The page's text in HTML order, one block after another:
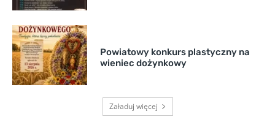
Powiatowy konkurs plastyczny na
wieniec dożynkowy
Załaduj więcej